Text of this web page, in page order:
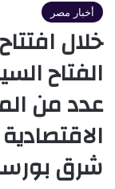
أخبار مصر
خلال
الفتاح
عدد من
شرق